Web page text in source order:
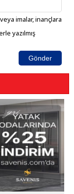
imalar, inançlara
yazılmış
Gönder